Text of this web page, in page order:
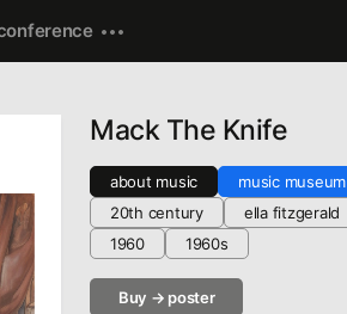
Mack The Knife
about music music museum
20th century
ella fitzgerald
1960
1960s
Buy → poster